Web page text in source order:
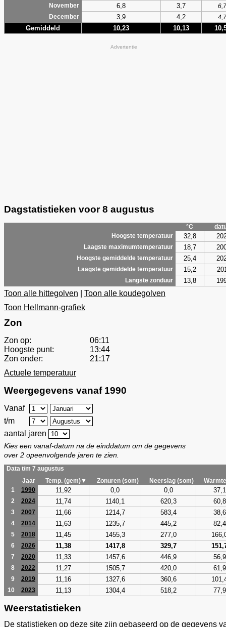
November
6,8 3,7
6,7
December
3,9 4,2 4,7
Gemiddeld 10,23 10,13
Advertentie
Dagstatistieken voor 8 augustus
°C
Hoogste temperatuur
32,8
Laagste maximumtemperatuur 18,7
Hoogste gemiddelde temperatuur 25,4
Laagste gemiddelde temperatuur 15,2
Langste zonduur 13,8
Toon alle hittegolven
Toon alle koudegolven
Toon Hellmann-grafiek
Zon
Zon op:
06:11
Hoogste punt:
13:44
Zon onder:
21:17
Actuele temperatuur
Weergegevens vanaf 1990
Vanaf
t/m
aantal jaren
Kies een vanaf-datum na de einddatum om de gegevens
over 2 opeenvolgende jaren te zien.
Data t/m 7 augustus
Jaar
Temp. (gem)▼ Zonuren (som) Neerslag (som)
1
1990 11,92 0,0 0,0 37,1
2 2024 11,74 1140,1 620,3 60,8
3 2007 11,66 1214,7 583,4 38,6
4 2014 11,63 1235,7 445,2 82,4
5 2018 11,45 1455,3 277,0
6 2026 11,38 1417,8 329,7
7 2020 11,33 1457,6 446,9 56,9
8 2022 11,27 1505,7 420,0 61,9
9 2019 11,16 1327,6 360,6
10 2023 11,13 1304,4 518,2 77,9
Weerstatistieken
De statistieken op deze site zijn gebaseerd op de gegevens